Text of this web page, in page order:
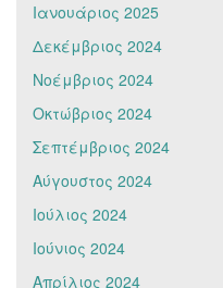
Ιανουάριος 2025
Δεκέμβριος 2024
Νοέμβριος 2024
Οκτώβριος 2024
Σεπτέμβριος 2024
Αύγουστος 2024
Ιούλιος 2024
Ιούνιος 2024
Απρίλιος 2024